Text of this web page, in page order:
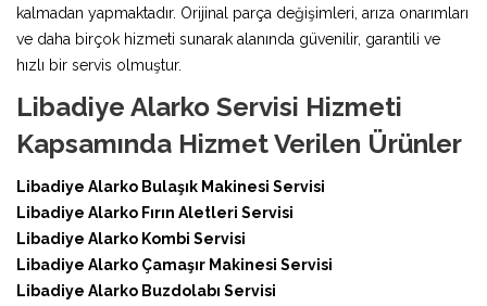
kalmadan yapmaktadır. Orijinal parça değişimleri, arıza onarımları
ve daha birçok hizmeti sunarak alanında güvenilir, garantili ve
hızlı bir servis olmuştur.
Libadiye Alarko Servisi Hizmeti
Kapsamında Hizmet Verilen Ürünler
Libadiye Alarko Bulaşık Makinesi Servisi
Libadiye Alarko Fırın Aletleri Servisi
Libadiye Alarko Kombi Servisi
Libadiye Alarko Çamaşır Makinesi Servisi
Libadiye Alarko Buzdolabı Servisi